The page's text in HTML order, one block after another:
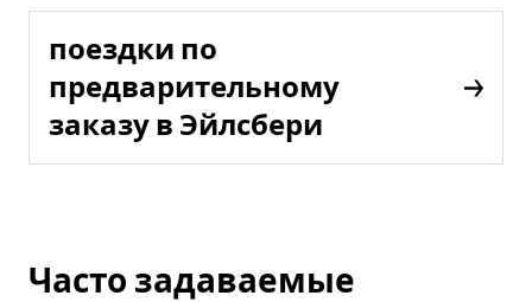
поездки по
предварительному
заказу в Эйлсбери
Часто задаваемые